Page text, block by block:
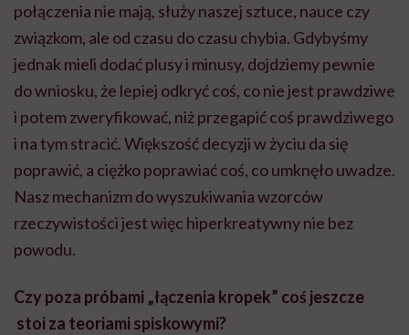
połączenia nie mają, służy naszej sztuce, nauce czy
związkom, ale od czasu do czasu chybia. Gdybyśmy
jednak mieli dodać plusy i minusy, dojdziemy pewnie
do wniosku, że lepiej odkryć coś, co nie jest prawdziwe
i potem zweryfikować, niż przegapić coś prawdziwego
i na tym stracić. Większość decyzji w życiu da się
poprawić, a ciężko poprawiać coś, co umknęło uwadze.
Nasz mechanizm do wyszukiwania wzorców
rzeczywistości jest więc hiperkreatywny nie bez
powodu.
Czy poza próbami „łączenia kropek” coś jeszcze
stoi za teoriami spiskowymi?